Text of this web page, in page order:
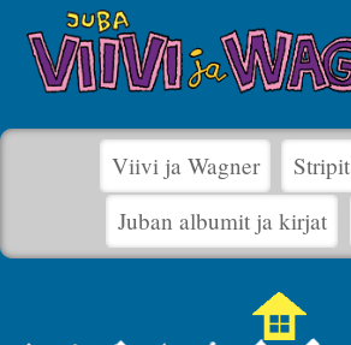
Viivi ja Wagner Stripit
Juban albumit ja kirjat